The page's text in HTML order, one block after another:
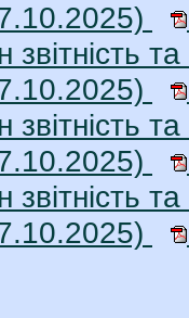
звітність
звітність
звітність